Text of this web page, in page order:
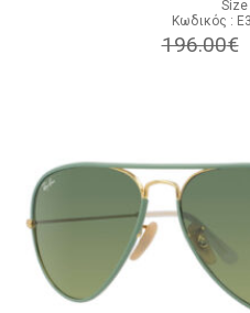
Size
Κωδικός :
196.00€